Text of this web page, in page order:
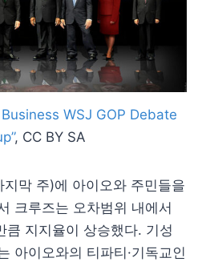
Business WSJ GOP Debate
, CC BY SA
막 주)에 아이오와 주민들을
크루즈는 오차범위 내에서
큼 지지율이 상승했다. 기성
아이오와의 티파티·기독교인